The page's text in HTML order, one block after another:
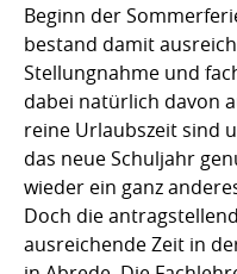
Beginn der
bestand damit
Stellungnahme und
dabei natürlich davon
reine Urlaubszeit sind
das neue Schuljahr
wieder ein ganz
Doch die
ausreichende Zeit in